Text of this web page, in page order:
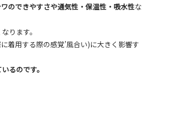
のできやすさや通気性・保温性・吸水性な
ります。
着用する際の感覚’風合い)に大きく影響す
るのです。